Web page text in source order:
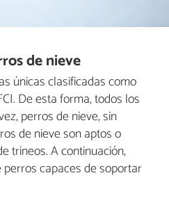
de nieve
únicas clasificadas como
De esta forma, todos los
perros de nieve, sin
de nieve son aptos o
trineos. A continuación,
capaces de soportar